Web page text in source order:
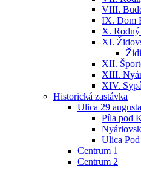
VIII.
IX. Dom
X.
XI.
XII.
XIII.
XIV.
Historická zastávka
Ulica 29 augusta
Píla pod
Ulica
Centrum 1
Centrum 2